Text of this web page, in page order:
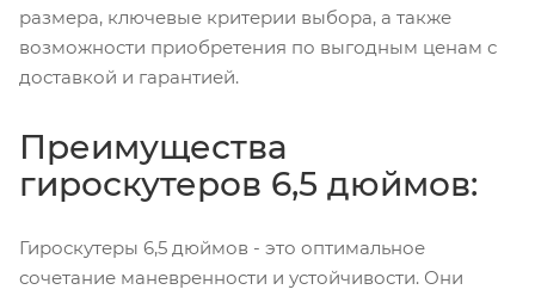
размера, ключевые критерии выбора, а также
возможности приобретения по выгодным ценам с
доставкой и гарантией.
Преимущества
гироскутеров 6,5 дюймов:
Гироскутеры 6,5 дюймов - это оптимальное
сочетание маневренности и устойчивости. Они